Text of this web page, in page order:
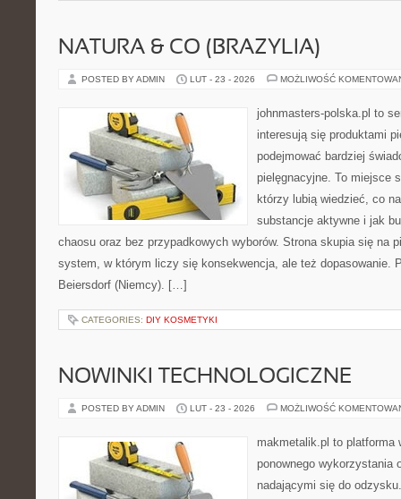
NATURA & CO (BRAZYLIA)
POSTED BY ADMIN LUT - 23 - 2026 MOŻLIWOŚĆ
johnmasters-polska.pl to
interesują się produktami
podejmować bardziej
pielęgnacyjne. To miejsce
którzy lubią wiedzieć, co
substancje aktywne i jak
chaosu oraz bez przypadkowych wyborów. Strona skupia się na
system, w którym liczy się konsekwencja, ale też dopasowanie.
Beiersdorf (Niemcy). […]
CATEGORIES: DIY KOSMETYKI
NOWINKI TECHNOLOGICZNE
POSTED BY ADMIN LUT - 23 - 2026 MOŻLIWOŚĆ
makmetalik.pl to platforma
ponownego wykorzystania
nadającymi się do